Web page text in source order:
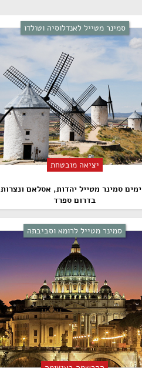
סמינר מטייל לאנדלוסיה וטולדו
יציאה מובטחת
9 ימים סמינר מטייל יהדות, אסלאם ונצרות
בדרום ספרד
סמינר מטייל לרומא וסביבתה